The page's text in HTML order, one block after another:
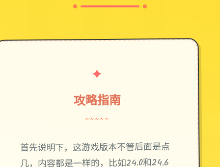
✦
攻略指南
~~~~~
首先说明下，这游戏版本不管后面是点